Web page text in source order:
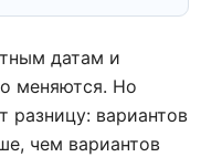
датам и
меняются. Но
разницу: вариантов
чем вариантов